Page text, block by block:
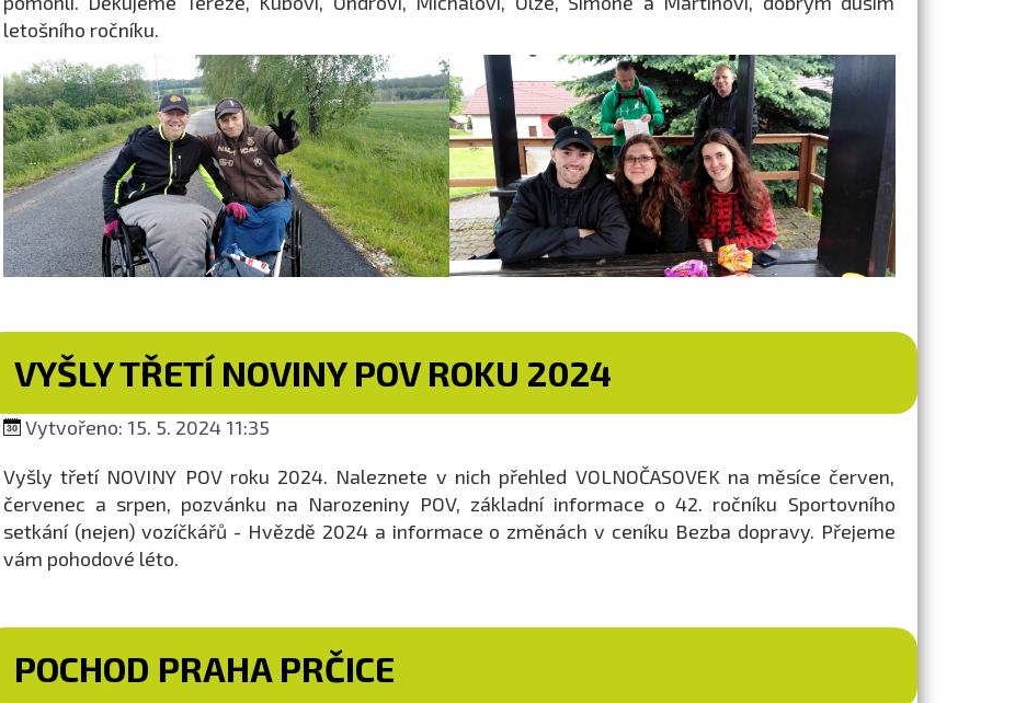
letošního ročníku.
VYŠLY TŘETÍ NOVINY POV ROKU 2024
Vytvořeno: 15. 5. 2024 11:35
Vyšly třetí NOVINY POV roku 2024. Naleznete v nich přehled VOLNOČASOVEK na měsíce červen,
červenec a srpen, pozvánku na Narozeniny POV, základní informace o 42. ročníku Sportovního
setkání (nejen) vozíčkářů - Hvězdě 2024 a informace o změnách v ceníku Bezba dopravy. Přejeme
vám pohodové léto.
POCHOD PRAHA PRČICE